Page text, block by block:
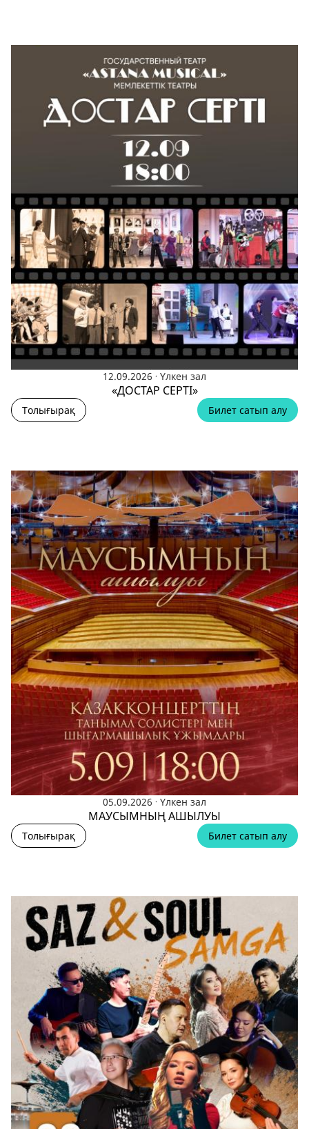
12.09.2026 . Үлкен зал
«ДОСТАР СЕРТІ»
Толығырақ Билет сатып алу
05.09.2026 . Үлкен зал
МАУСЫМНЫҢ АШЫЛУЫ
Толығырақ Билет сатып алу